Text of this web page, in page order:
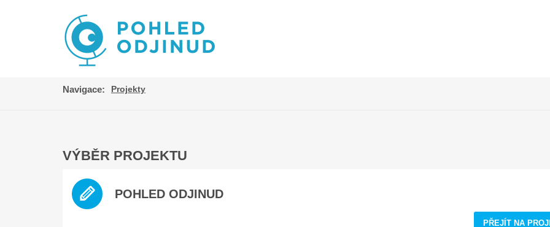
Navigace: Projekty
VÝBĚR PROJEKTU
POHLED ODJINUD
PŘEJÍT NA